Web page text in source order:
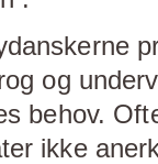
og
behov.
ikke